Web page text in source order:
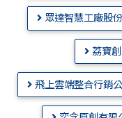
眾達智慧工廠股
荔寶創
飛上雲端整合行銷